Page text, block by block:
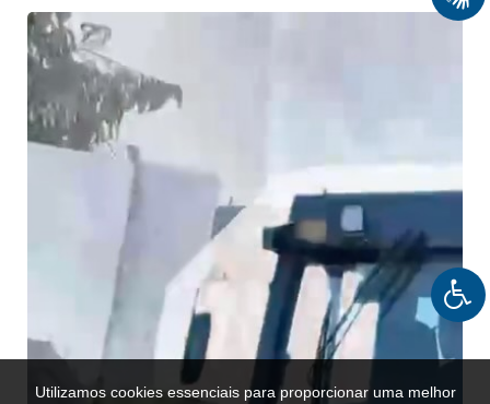
Utilizamos cookies essenciais para proporcionar uma melhor